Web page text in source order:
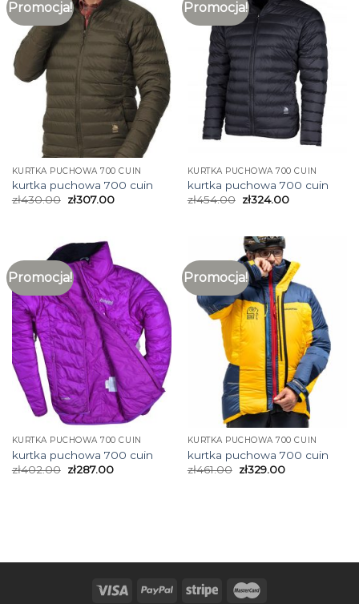
Promocja!
KURTKA PUCHOWA 700 CUIN
kurtka puchowa 700 cuin
zł430.00 zł307.00
Promocja!
KURTKA PUCHOWA 700 CUIN
kurtka puchowa 700 cuin
zł454.00 zł324.00
Promocja!
KURTKA PUCHOWA 700 CUIN
kurtka puchowa 700 cuin
zł402.00 zł287.00
Promocja!
KURTKA PUCHOWA 700 CUIN
kurtka puchowa 700 cuin
zł461.00 zł329.00